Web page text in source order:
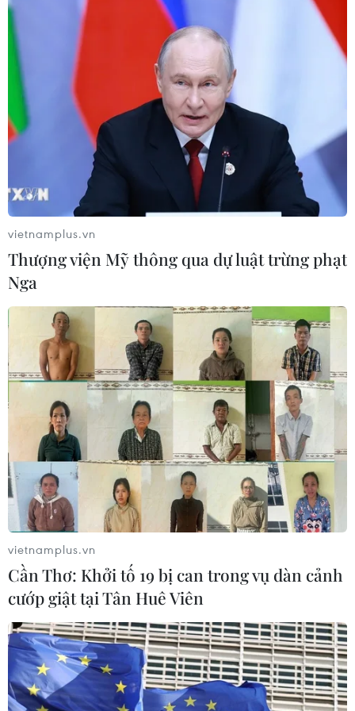
Israel và Hội đồng Hòa bình thảo
luận giải giáp vũ khí tại Gaza
04/08/2026 05:06
Iran đề xuất thành lập liên minh an
ninh giữa các nước Hồi giáo trong
khu vực
04/08/2026 03:21
trước khi mở lại Eo biển Hormuz?
03/08/2026 16:12
Iran tuyên bố chưa đạt đủ điều kiện
để mở lại eo biển Hormuz
03/08/2026 15:59
Làn sóng người Israel di cư ra nước
ngoài vẫn ở mức kỷ lục
03/08/2026 11:32
Tín hiệu tích cực đối với tiến trình
phục hồi kinh tế của Syria
03/08/2026 07:22
vietnamplus.vn
Thượng viện Mỹ thông qua dự luật trừng phạt
Nga
vietnamplus.vn
Cần Thơ: Khởi tố 19 bị can trong vụ dàn cảnh
cướp giật tại Tân Huê Viên